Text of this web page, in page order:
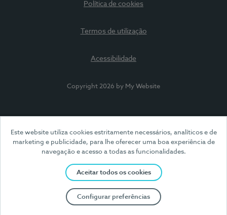
Este website utiliza cookies estritamente necessários, analíticos e de
marketing e publicidade, para lhe oferecer uma boa experiência de
navegação e acesso a todas as funcionalidades.
Aceitar todos os cookies
Configurar preferências
Política de cookies
Termos de utilização
Acessibilidade
Copyright 2026 by My Website